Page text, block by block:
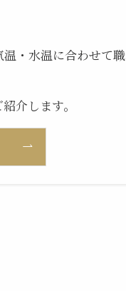
・水温に合わせて職
介します。